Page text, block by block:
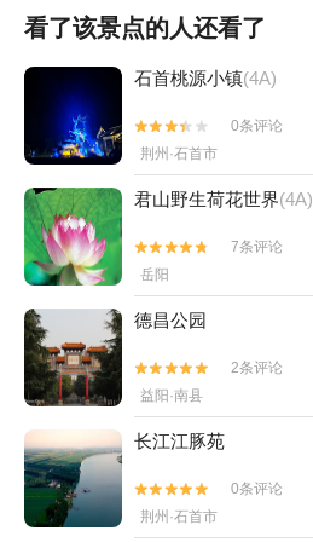
看了该景点的人还看了
石首桃源小镇(4A)


0条评论
荆州·石首市
君山野生荷花世界(4A)


7条评论
岳阳
德昌公园


2条评论
益阳·南县
长江江豚苑


0条评论
荆州·石首市